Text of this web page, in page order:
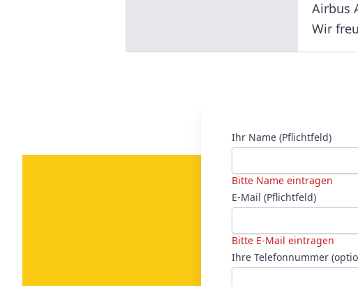
Airbus
Wir
Ihr Name (Pflichtfeld)
Bitte Name eintragen
E-Mail (Pflichtfeld)
Bitte E-Mail eintragen
Ihre Telefonnummer